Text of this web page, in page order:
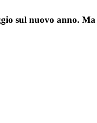
sul nuovo anno.